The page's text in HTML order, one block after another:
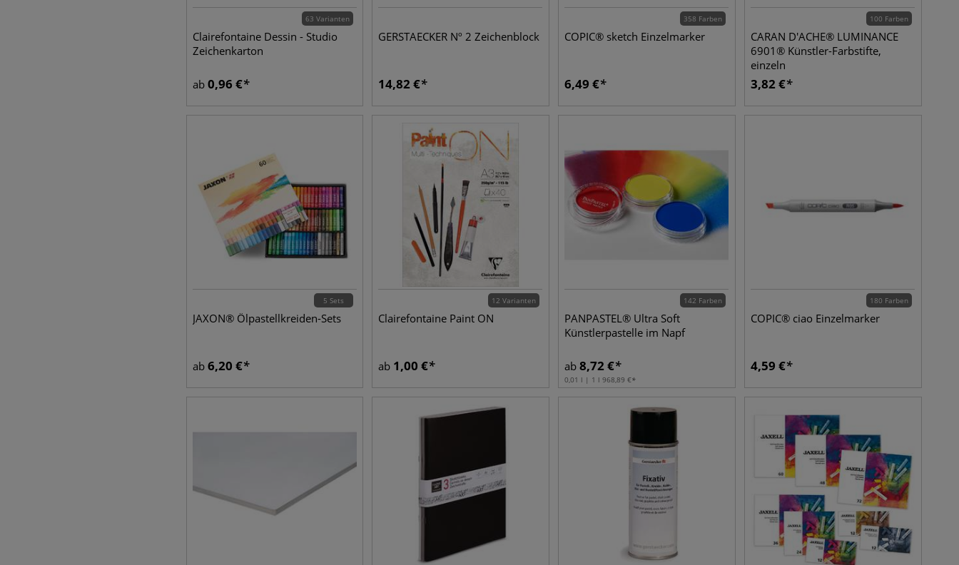
63 Varianten
Clairefontaine Dessin - Studio
Zeichenkarton
ab 0,96 €
GERSTAECKER Nº 2 Zeichenblock
14,82 €
358 Farben
COPIC® sketch Einzelmarker
6,49 €
100 Farben
CARAN D'ACHE® LUMINANCE
6901® Künstler-Farbstifte,
einzeln
3,82 €
5 Sets
JAXON® Ölpastellkreiden-Sets
ab 6,20 €
12 Varianten
Clairefontaine Paint ON
ab 1,00 €
142 Farben
PANPASTEL® Ultra Soft
Künstlerpastelle im Napf
ab 8,72 €
0,01 l | 1 l 968,89 €
180 Farben
COPIC® ciao Einzelmarker
4,59 €